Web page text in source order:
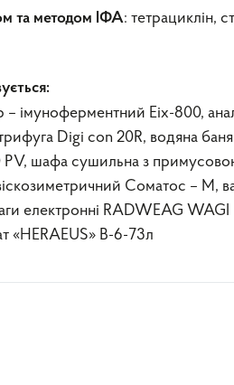
та методом ІФА: тетрациклін,
– імуноферментний Eix-800,
Digi con 20R, водяна
шафа сушильна з
Соматос – М,
електронні RADWEAG
«HERAEUS» В-6-73л